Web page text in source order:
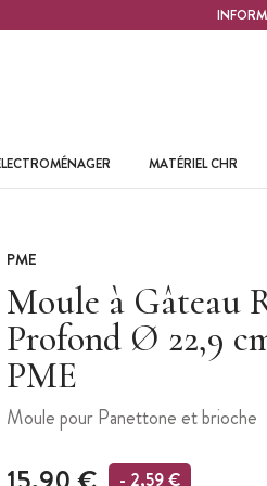
MATÉRIEL CHR
PME
Moule à Gâteau
Profond Ø 22,9
PME
Moule pour Panettone et brioche
- 2,59 €